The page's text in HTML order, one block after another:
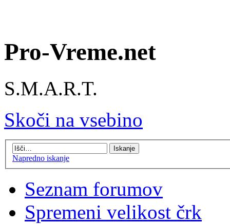
Pro-Vreme.net
S.M.A.R.T.
Skoči na vsebino
Napredno iskanje
Seznam forumov
Spremeni velikost črk